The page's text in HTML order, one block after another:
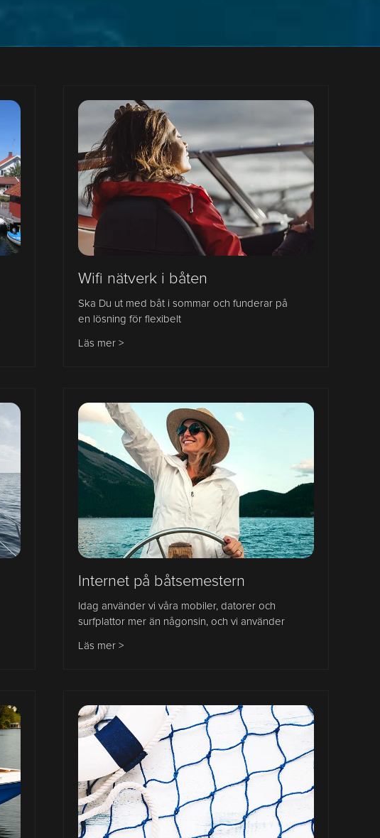
Wifi nätverk i båten
Ska Du ut med båt i sommar och funderar på
en lösning för flexibelt
Läs mer >
Internet på båtsemestern
Idag använder vi våra mobiler, datorer och
surfplattor mer än någonsin, och vi använder
Läs mer >